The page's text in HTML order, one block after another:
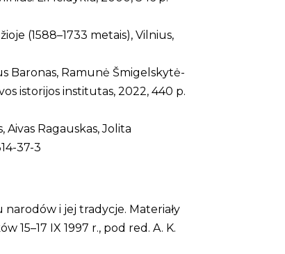
(1588–1733 metais), Vilnius,
Baronas, Ramunė Šmigelskytė-
istorijos institutas, 2022, 440 p.
Aivas Ragauskas, Jolita
37-3
i jej tradycje. Materiały
15–17 IX 1997 r., pod red. A. K.